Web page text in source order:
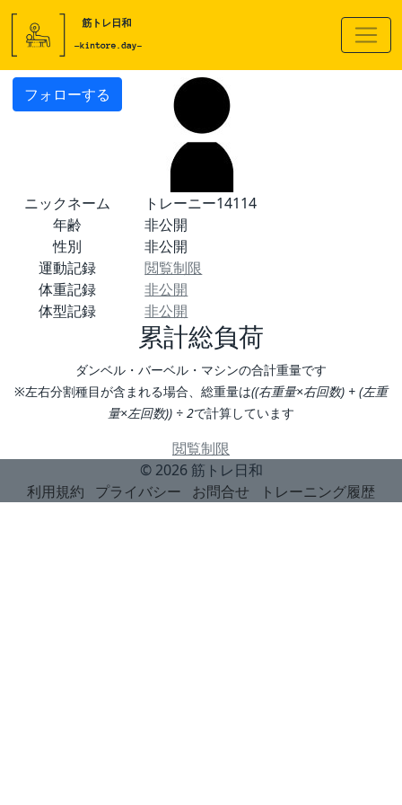
フォローする
ニックネーム
トレーニー14114
年齢
非公開
性別
非公開
運動記録
閲覧制限
体重記録
非公開
体型記録
非公開
累計総負荷
ダンベル・バーベル・マシンの合計重量です
※左右分割種目が含まれる場合、総重量は((右重量×右回数) + (左重
量×左回数)) ÷ 2で計算しています
閲覧制限
© 2026 筋トレ日和
利用規約
プライバシー お問合せ トレーニング履歴